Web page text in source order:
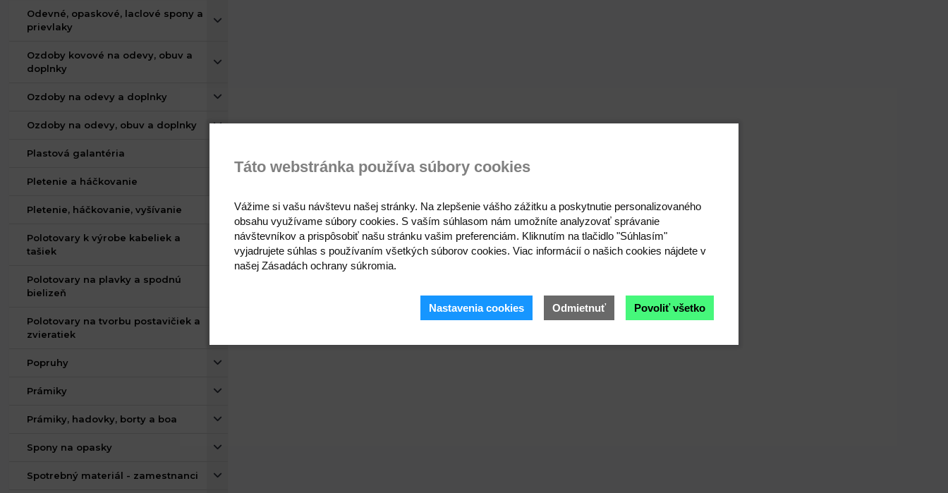
Odevné, opaskové, laclové spony a
prievlaky
Ozdoby kovové na odevy, obuv a
doplnky
Ozdoby na odevy a doplnky
Ozdoby na odevy, obuv a doplnky
Plastová galantéria
Pletenie a háčkovanie
Pletenie, háčkovanie, vyšívanie
Polotovary k výrobe kabeliek a
tašiek
Polotovary na plavky a spodnú
bielizeň
Polotovary na tvorbu postavičiek a
zvieratiek
Popruhy
Prámiky
Prámiky, hadovky, borty a boa
Spony na opasky
Spotrebný materiál - zamestnanci
Táto webstránka používa súbory cookies
Vážime si vašu návštevu našej stránky. Na zlepšenie vášho zážitku a poskytnutie personalizovaného
obsahu využívame súbory cookies. S vaším súhlasom nám umožníte analyzovať správanie
návštevníkov a prispôsobiť našu stránku vašim preferenciám. Kliknutím na tlačidlo "Súhlasím"
vyjadrujete súhlas s používaním všetkých súborov cookies. Viac informácií o našich cookies nájdete v
našej Zásadách ochrany súkromia.
Nastavenia cookies Odmietnuť Povoliť všetko